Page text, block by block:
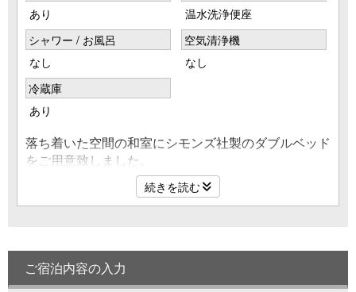
あり
温水洗浄便座
シャワー / お風呂
なし
空気清浄機
なし
冷蔵庫
あり
落ち着いた空間の和室にシモンズ社製のダブルベッド
をご用意致しました。
※全室冷暖房あり（但し冷房は期間限定 スポットクー
お部屋やロビーなどで快適なWi-Fiをどうぞご利用く
ださいませ。
※無線LAN（Wi-Fi）対応機器はご持参ください。
続きを読む
ご宿泊内容の入力